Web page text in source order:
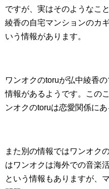
ですが、実はそのようなこ
綾香の自宅マンションのカ
いう情報があります。
ワンオクのtoruが弘中綾香
情報があるようです。この
ンオクのtoruは恋愛関係にあ
また別の情報ではワンオク
はワンオクは海外での音楽
という情報もありますが、